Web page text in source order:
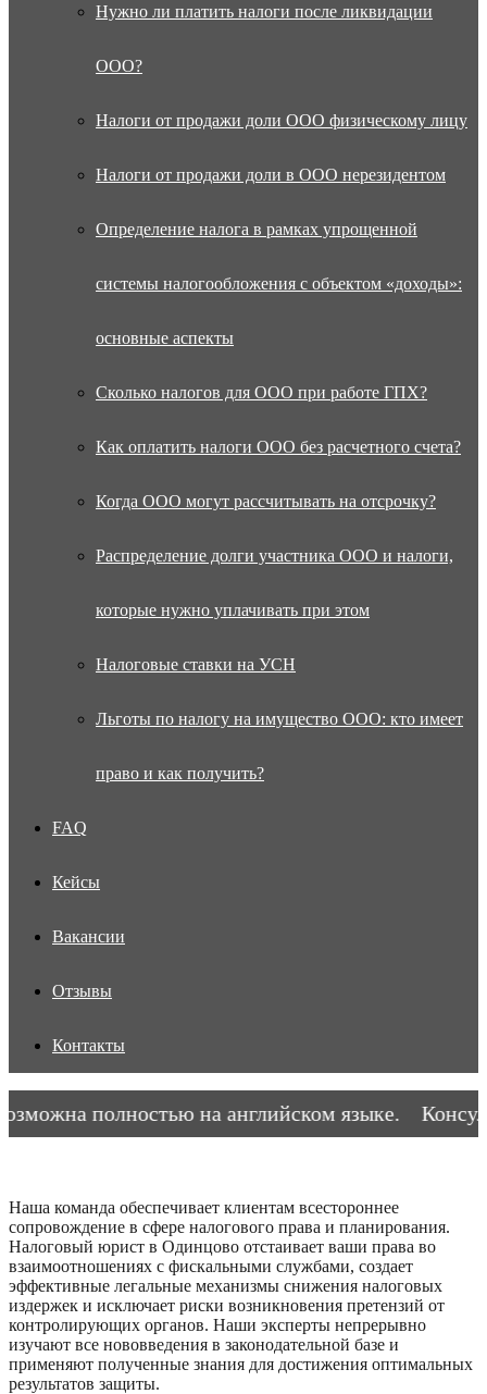
Нужно ли платить налоги после ликвидации
ООО?
Налоги от продажи доли ООО физическому лицу
Налоги от продажи доли в ООО нерезидентом
Определение налога в рамках упрощенной
системы налогообложения с объектом «доходы»:
основные аспекты
Сколько налогов для ООО при работе ГПХ?
Как оплатить налоги ООО без расчетного счета?
Когда ООО могут рассчитывать на отсрочку?
Распределение долги участника ООО и налоги,
которые нужно уплачивать при этом
Налоговые ставки на УСН
Льготы по налогу на имущество ООО: кто имеет
право и как получить?
FAQ
Кейсы
Вакансии
Отзывы
Контакты
полностью на английском языке.
Наша команда обеспечивает клиентам всестороннее
сопровождение в сфере налогового права и планирования.
Налоговый юрист в Одинцово отстаивает ваши права во
взаимоотношениях с фискальными службами, создает
эффективные легальные механизмы снижения налоговых
издержек и исключает риски возникновения претензий от
контролирующих органов. Наши эксперты непрерывно
изучают все нововведения в законодательной базе и
применяют полученные знания для достижения оптимальных
результатов защиты.